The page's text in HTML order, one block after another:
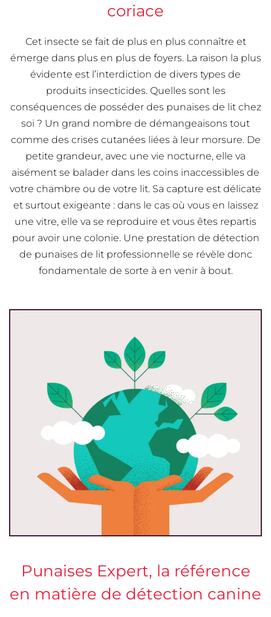
coriace
Cet insecte se fait de plus en plus connaître et
émerge dans plus en plus de foyers. La raison la plus
évidente est l’interdiction de divers types de
produits insecticides. Quelles sont les
conséquences de posséder des punaises de lit chez
soi ? Un grand nombre de démangeaisons tout
comme des crises cutanées liées à leur morsure. De
petite grandeur, avec une vie nocturne, elle va
aisément se balader dans les coins inaccessibles de
votre chambre ou de votre lit. Sa capture est délicate
et surtout exigeante : dans le cas où vous en laissez
une vitre, elle va se reproduire et vous êtes repartis
pour avoir une colonie. Une prestation de détection
de punaises de lit professionnelle se révèle donc
fondamentale de sorte à en venir à bout.
Punaises Expert, la référence
en matière de détection canine